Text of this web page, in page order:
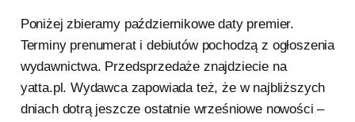
Poniżej zbieramy październikowe daty premier.
Terminy prenumerat i debiutów pochodzą z ogłoszenia
wydawnictwa. Przedsprzedaże znajdziecie na
yatta.pl. Wydawca zapowiada też, że w najbliższych
dniach dotrą jeszcze ostatnie wrześniowe nowości –